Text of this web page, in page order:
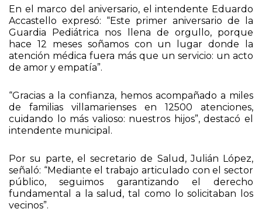
En el marco del aniversario, el intendente Eduardo
Accastello expresó: “Este primer aniversario de la
Guardia Pediátrica nos llena de orgullo, porque
hace 12 meses soñamos con un lugar donde la
atención médica fuera más que un servicio: un acto
de amor y empatía”.
“Gracias a la confianza, hemos acompañado a miles
de familias villamarienses en 12500 atenciones,
cuidando lo más valioso: nuestros hijos”, destacó el
intendente municipal.
Por su parte, el secretario de Salud, Julián López,
señaló: “Mediante el trabajo articulado con el sector
público, seguimos garantizando el derecho
fundamental a la salud, tal como lo solicitaban los
vecinos”.